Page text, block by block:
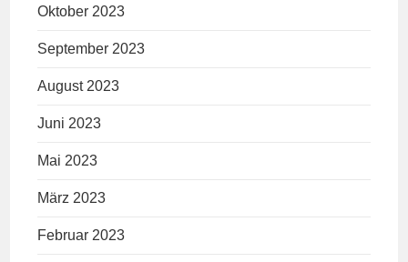
Oktober 2023
September 2023
August 2023
Juni 2023
Mai 2023
März 2023
Februar 2023